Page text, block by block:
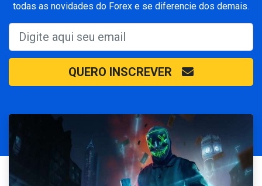
todas as novidades do Forex e se diferencie dos demais.
QUERO INSCREVER